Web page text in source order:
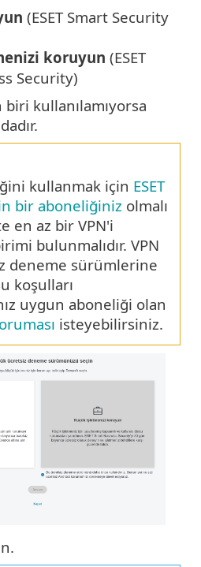
(ESET Smart Security
koruyun (ESET
Security)
kullanılamıyorsa
kullanmak için ESET
bir aboneliğiniz olmalı
en az bir VPN'i
bulunmalıdır. VPN
deneme sürümlerine
koşulları
uygun aboneliği olan
isteyebilirsiniz.